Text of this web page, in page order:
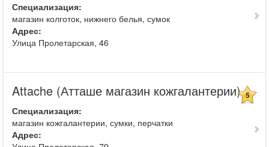
Специализация:
магазин колготок, нижнего белья, сумок
Адрес:
Улица Пролетарская, 46
Attache (Атташе магазин кожгалантерии) 5
Специализация:
магазин кожгалантерии, сумки, перчатки
Адрес: